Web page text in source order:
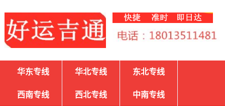
华东专线 华北专线 东北专线
西南专线 西北专线 中南专线